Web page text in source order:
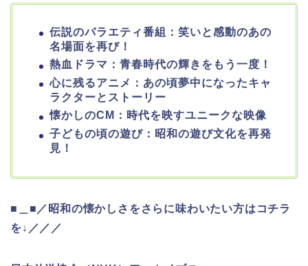
伝説のバラエティ番組：笑いと感動のあの
名場面を再び！
熱血ドラマ：青春時代の輝きをもう一度！
心に残るアニメ：あの頃夢中になったキャ
ラクターとストーリー
懐かしのCM：時代を映すユニークな映像
子どもの頃の遊び：昭和の遊び文化を再発
見！
■＿■／昭和の懐かしさをさらに味わいたい方はコチラ
を↓／／／